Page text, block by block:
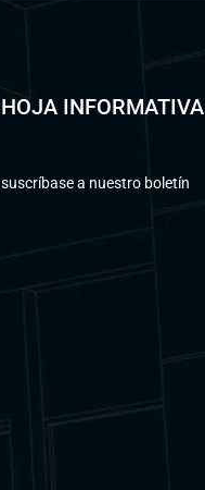
HOJA INFORMATIVA
suscríbase a nuestro boletín